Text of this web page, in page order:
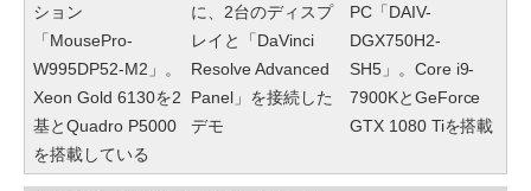
ション
「MousePro-
W995DP52-M2」。
Xeon Gold 6130を2
基とQuadro P5000
を搭載している
に、2台のディスプ
レイと「DaVinci
Resolve Advanced
Panel」を接続した
デモ
PC「DAIV-
DGX750H2-
SH5」。Core i9-
7900KとGeForce
GTX 1080 Tiを搭載